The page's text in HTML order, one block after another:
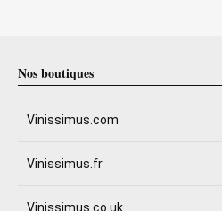
Nos boutiques
Vinissimus.com
Vinissimus.fr
Vinissimus.co.uk